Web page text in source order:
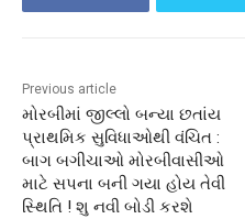
Previous article
મોરબીમાં જીલ્લો બન્યા છતાંય
પ્રાથમિક સુવિધાઓથી વંચિત :
બાગ બગીચાઓ મોરબીવાસીઓ
માટે સપના બની ગયા હોય તેવી
સ્થિતિ ! શુ નવી બોડી કરશે